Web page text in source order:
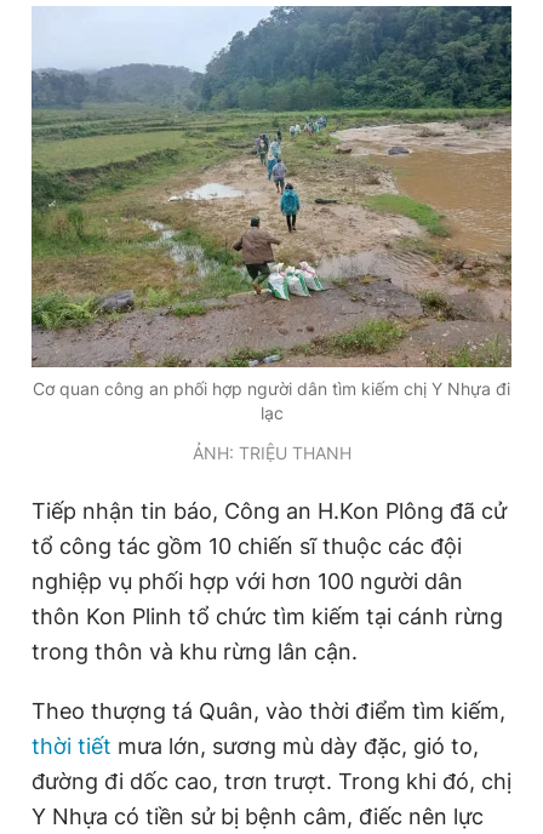
Đọc Thanh Niên trên điện thoại
Theo dõi báo trên
Hotline
0906 645 777
Liên hệ quảng cáo
0908 780 404
Đặt báo Quảng cáo RSS Tòa soạn Chính sách bảo
Tổng biên tập: Nguyễn Ngọc Toàn
Phó tổng biên tập thường trực: Hải Thành
Phó tổng biên tập: Lâm Hiếu Dũng
Phó tổng biên tập: Trần Việt Hưng
Giấy phép xuất bản số 110/GP - BTTTT cấp ngày 24.3.2020
© 2003-2026 Bản quyền thuộc về Báo Thanh Niên. Cấm sao
chép dưới mọi hình thức nếu không có sự chấp thuận bằng văn
bản. Phát triển bởi ePi Technologies, JSC.
Cơ quan công an phối hợp người dân tìm kiếm chị Y Nhựa đi
lạc
ẢNH: TRIỆU THANH
Tiếp nhận tin báo, Công an H.Kon Plông đã cử
tổ công tác gồm 10 chiến sĩ thuộc các đội
nghiệp vụ phối hợp với hơn 100 người dân
thôn Kon Plinh tổ chức tìm kiếm tại cánh rừng
trong thôn và khu rừng lân cận.
Theo thượng tá Quân, vào thời điểm tìm kiếm,
thời tiết mưa lớn, sương mù dày đặc, gió to,
đường đi dốc cao, trơn trượt. Trong khi đó, chị
Y Nhựa có tiền sử bị bệnh câm, điếc nên lực